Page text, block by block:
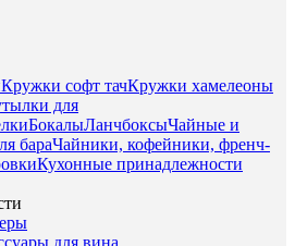
Кружки софт тачКружки хамелеоны
для
БокалыЛанчбоксыЧайные и
бараЧайники, кофейники, френч-
Кухонные принадлежности
для вина